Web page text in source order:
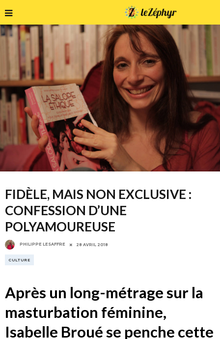
FIDÈLE, MAIS NON EXCLUSIVE :
CONFESSION D’UNE
POLYAMOUREUSE
PHILIPPE LESAFFRE 28 AVRIL 2018
CULTURE
Après un long-métrage sur la
masturbation féminine,
Isabelle Broué se penche cette